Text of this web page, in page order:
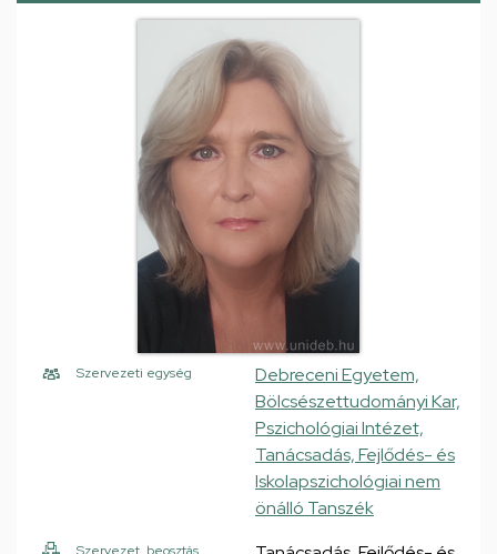
Szervezeti egység
Debreceni Egyetem,
Bölcsészettudományi Kar,
Pszichológiai Intézet,
Tanácsadás, Fejlődés- és
Iskolapszichológiai nem
önálló Tanszék